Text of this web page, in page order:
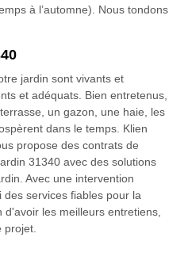
à l’automne). Nous tondons
jardin sont vivants et
et adéquats. Bien entretenus,
un gazon, une haie, les
dans le temps. Klien
propose des contrats de
31340 avec des solutions
Avec une intervention
services fiables pour la
les meilleurs entretiens,